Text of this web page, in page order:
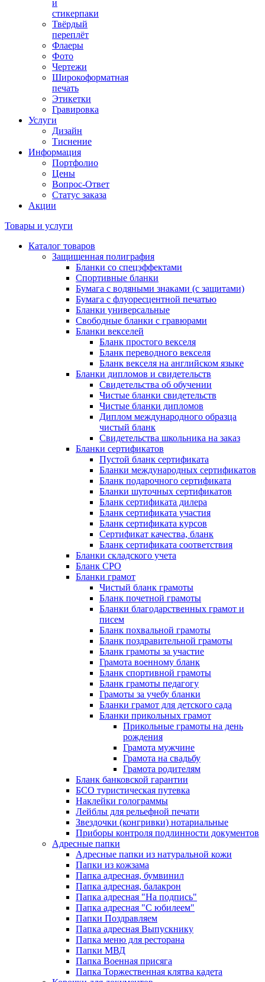
и
стикерпаки
Твёрдый
переплёт
Флаеры
Фото
Чертежи
Широкоформатная
печать
Этикетки
Гравировка
Услуги
Дизайн
Тиснение
Информация
Портфолио
Цены
Вопрос-Ответ
Статус заказа
Акции
Товары и услуги
Каталог товаров
Защищенная полиграфия
Бланки со спецэффектами
Спортивные бланки
Бумага с водяными знаками (с защитами)
Бумага с флуоресцентной печатью
Бланки универсальные
Свободные бланки с гравюрами
Бланки векселей
Бланк простого векселя
Бланк переводного векселя
Бланк векселя на английском языке
Бланки дипломов и свидетельств
Свидетельства об обучении
Чистые бланки свидетельств
Чистые бланки дипломов
Диплом международного образца
чистый бланк
Свидетельства школьника на заказ
Бланки сертификатов
Пустой бланк сертификата
Бланки международных сертификатов
Бланк подарочного сертификата
Бланки шуточных сертификатов
Бланк сертификата дилера
Бланк сертификата участия
Бланк сертификата курсов
Сертификат качества, бланк
Бланк сертификата соответствия
Бланки складского учета
Бланк СРО
Бланки грамот
Чистый бланк грамоты
Бланк почетной грамоты
Бланки благодарственных грамот и
писем
Бланк похвальной грамоты
Бланк поздравительной грамоты
Бланк грамоты за участие
Грамота военному бланк
Бланк спортивной грамоты
Бланк грамоты педагогу
Грамоты за учебу бланки
Бланки грамот для детского сада
Бланки прикольных грамот
Прикольные грамоты на день
рождения
Грамота мужчине
Грамота на свадьбу
Грамота родителям
Бланк банковской гарантии
БСО туристическая путевка
Наклейки голограммы
Лейблы для рельефной печати
Звездочки (конгривки) нотариальные
Приборы контроля подлинности документов
Адресные папки
Адресные папки из натуральной кожи
Папки из кожзама
Папка адресная, бумвинил
Папка адресная, балакрон
Папка адресная "На подпись"
Папка адресная "C юбилеем"
Папки Поздравляем
Папка адресная Выпускнику
Папка меню для ресторана
Папки МВД
Папка Военная присяга
Папка Торжественная клятва кадета